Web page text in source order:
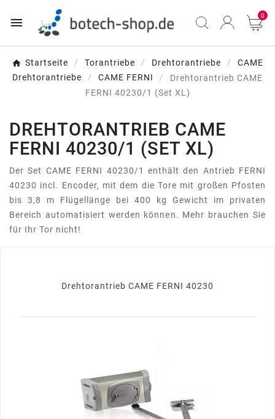
 0
Startseite Torantriebe Drehtorantriebe
CAME
Drehtorantriebe
CAME FERNI
Drehtorantrieb CAME
FERNI 40230/1 (Set XL)
DREHTORANTRIEB CAME
FERNI 40230/1 (SET XL)
Der Set CAME FERNI 40230/1 enthält den Antrieb FERNI
40230 incl. Encoder, mit dem die Tore mit großen Pfosten
bis 3,8 m Flügellänge bei 400 kg Gewicht im privaten
Bereich automatisiert werden können. Mehr brauchen Sie
für Ihr Tor nicht!
Drehtorantrieb CAME FERNI 40230